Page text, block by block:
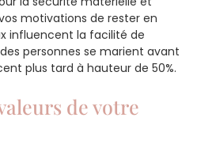
motivations de rester en
influencent la facilité de
personnes se marient avant
plus tard à hauteur de 50%.
de votre